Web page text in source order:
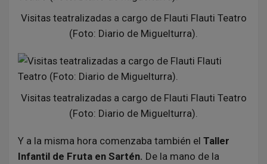
Visitas teatralizadas a cargo de Flauti Flauti Teatro
(Foto: Diario de Miguelturra).
Visitas teatralizadas a cargo de Flauti Flauti Teatro
(Foto: Diario de Miguelturra).
Y a la misma hora comenzaba también el Taller
Infantil de Fruta en Sartén. De la mano de la